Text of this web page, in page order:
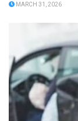
MARCH 31, 2026